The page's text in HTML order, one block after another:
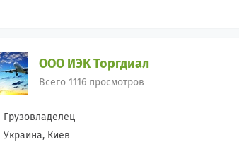
ООО ИЭК Торгдиал
Всего 1116 просмотров
Грузовладелец
Украина, Киев